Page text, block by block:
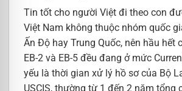
Tin tốt cho người Việt đi theo con
Việt Nam không thuộc nhóm quốc
Ấn Độ hay Trung Quốc, nên hầu hết
EB-2 và EB-5 đều đang ở mức
yếu là thời gian xử lý hồ sơ của Bộ
USCIS, thường từ 1 đến 2 năm tổng